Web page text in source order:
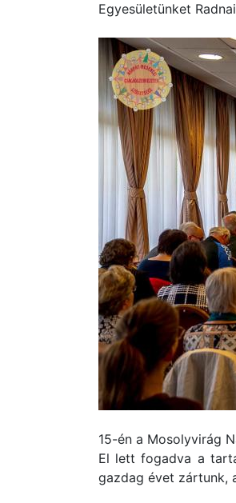
Egyesületünket
15-én a Mosolyvirág
El lett fogadva a
gazdag évet zártunk,